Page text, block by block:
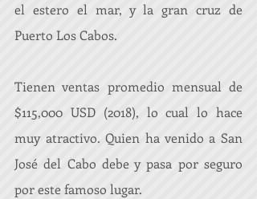
el estero el mar, y la gran cruz de
Puerto Los Cabos.
Tienen ventas promedio mensual de
$115,000 USD (2018), lo cual lo hace
muy atractivo. Quien ha venido a San
José del Cabo debe y pasa por seguro
por este famoso lugar.